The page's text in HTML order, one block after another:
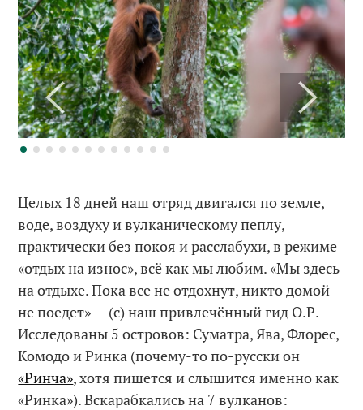
Целых 18 дней наш отряд двигался по земле,
воде, воздуху и вулканическому пеплу,
практически без покоя и расслабухи, в режиме
«отдых на износ», всё как мы любим. «Мы здесь
на отдыхе. Пока все не отдохнут, никто домой
не поедет» — (с) наш привлечённый гид О.Р.
Исследованы 5 островов: Суматра, Ява, Флорес,
Комодо и Ринка (почему-то по-русски он
«Ринча», хотя пишется и слышится именно как
«Ринка»). Вскарабкались на 7 вулканов: